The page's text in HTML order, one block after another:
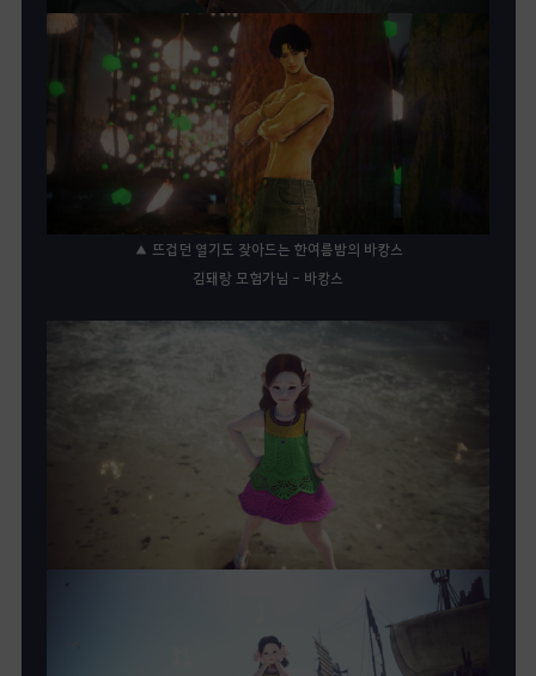
▲ 뜨겁던 열기도 잦아드는 한여름밤의 바캉스
김돼랑 모험가님 - 바캉스